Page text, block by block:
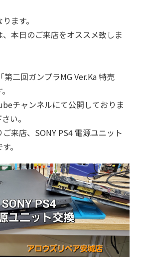
ます。
本日のご来店をオススメ致しま
二回ガンプラMG Ver.Ka 特売
チャンネルにて公開しておりま
い。
来店、SONY PS4 電源ユニット
。